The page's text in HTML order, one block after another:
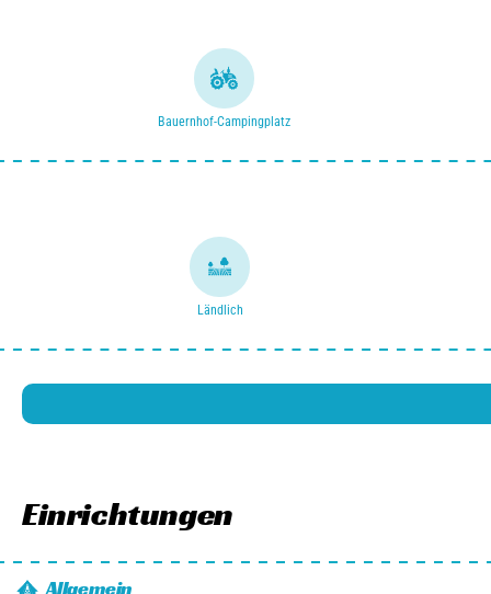
Bauernhof-Campingplatz
Ländlich
Einrichtungen
Allgemein